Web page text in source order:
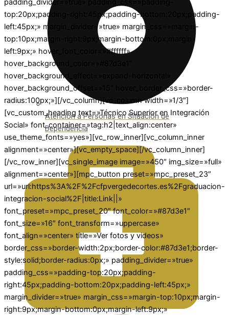
Atención a Personas en Situación de
Dependencia
padding_divider=»true» padding_css=»padding-
top:20px;padding-right:45px;padding-bottom:20px;padding-
left:45px;» margin_divider=»true» margin_css=»margin-
top:10px;margin-right:9px;margin-bottom:0px;margin-
left:9px;» hover_font_color=»#ffffff»
hover_background_color=»#87d3e1″
hover_background_effect=»expand-horizontal»
hover_background_offset=»15″ hover_border_css=»border-
radius:100px;»][/vc_column][vc_column width=»1/3″]
[vc_custom_heading text=»Técnico Superior en Integración
Social» font_container=»tag:h2|text_align:center»
use_theme_fonts=»yes»][vc_row_inner][vc_column_inner
alignment=»center»][vc_empty_space][/vc_column_inner]
[/vc_row_inner][vc_single_image image=»450″ img_size=»full»
alignment=»center»][mpc_button preset=»mpc_preset_23″
url=»url:https%3A%2F%2Fcfpvergedecortes.es%2Fgraduacion-
integracion-social%2F|title:Link||»
font_preset=»mpc_preset_20″ font_color=»#87d3e1″
font_size=»16″ font_transform=»uppercase»
font_align=»center» title=»Ver fotos y videos»
border_css=»border-width:2px;border-color:#87d3e1;border-
style:solid;border-radius:0px;» padding_divider=»true»
padding_css=»padding-top:20px;padding-
right:45px;padding-bottom:20px;padding-left:45px;»
margin_divider=»true» margin_css=»margin-top:10px;margin-
right:9px;margin-bottom:0px;margin-left:9px;»